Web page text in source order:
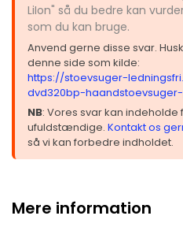
LiIon" så du bedre kan
som du kan bruge.
Anvend gerne disse svar.
denne side som kilde:
https://stoevsuger-
dvd320bp-
NB: Vores svar kan
ufuldstændige. Kontakt os
så vi kan forbedre indholdet.
Mere information